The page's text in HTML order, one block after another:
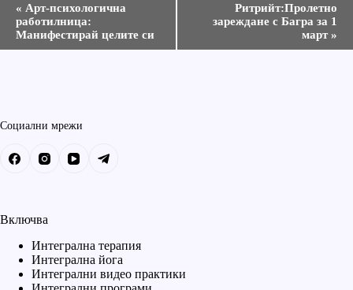
в
я
« Арт-психологична
работилница:
Манифестирай целите си
Ритрийт:Пролетно
зареждане с Багра за 1
март»
Социални мрежи
Включва
Интегрална терапия
Интегрална йога
Интегрални видео практики